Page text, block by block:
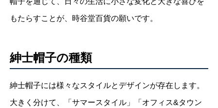
もたらすことが、時谷堂百貨の願いです。
紳士帽子の種類
紳士帽子には様々なスタイルとデザインが存在します。
大きく分けて、「サマースタイル」「オフィス&タウン